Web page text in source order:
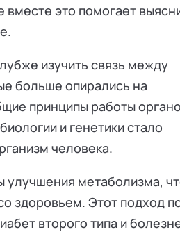
это помогает
изучить связь между
больше опирались на
принципы работы
и генетики стало
человека.
улучшения метаболизма,
здоровьем. Этот подход
второго типа и